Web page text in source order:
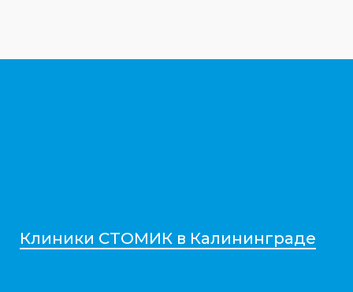
Клиники СТОМИК в Калининграде